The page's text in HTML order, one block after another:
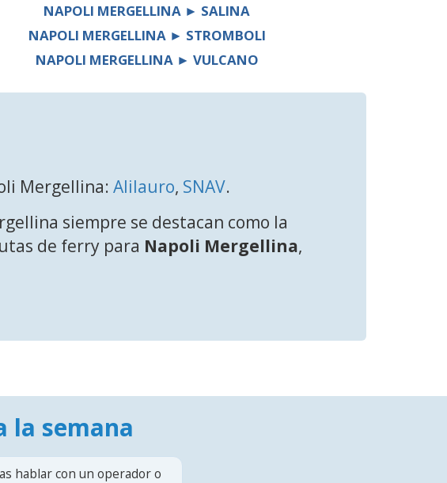
NAPOLI MERGELLINA ► SALINA
NAPOLI MERGELLINA ► STROMBOLI
NAPOLI MERGELLINA ► VULCANO
Mergellina: Alilauro, SNAV.
siempre se destacan como la
de ferry para Napoli Mergellina,
la semana
hablar con un operador o